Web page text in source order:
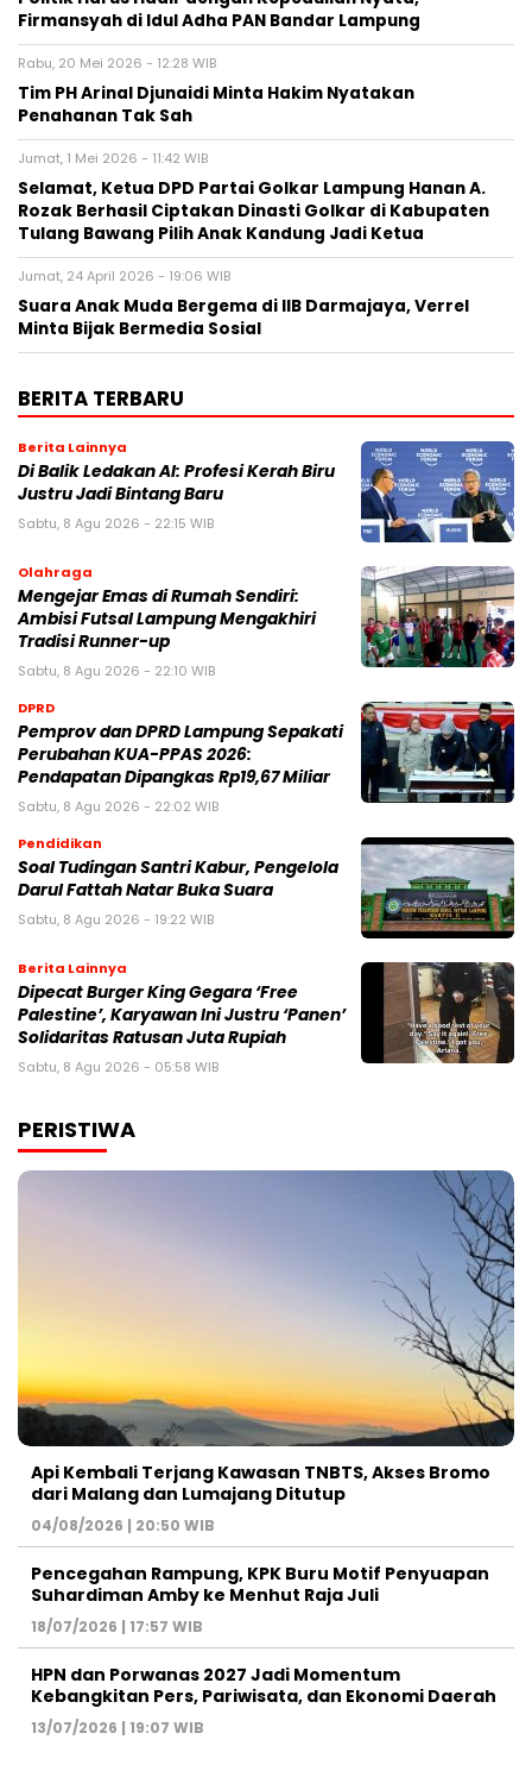
Firmansyah di Idul Adha PAN Bandar Lampung
Rabu, 20 Mei 2026 - 12:28 WIB
Tim PH Arinal Djunaidi Minta Hakim Nyatakan
Penahanan Tak Sah
Jumat, 1 Mei 2026 - 11:42 WIB
Selamat, Ketua DPD Partai Golkar Lampung Hanan A.
Rozak Berhasil Ciptakan Dinasti Golkar di Kabupaten
Tulang Bawang Pilih Anak Kandung Jadi Ketua
Jumat, 24 April 2026 - 19:06 WIB
Suara Anak Muda Bergema di IIB Darmajaya, Verrel
Minta Bijak Bermedia Sosial
BERITA TERBARU
Berita Lainnya
Di Balik Ledakan AI: Profesi Kerah Biru
Justru Jadi Bintang Baru
Sabtu, 8 Agu 2026 - 22:15 WIB
Olahraga
Mengejar Emas di Rumah Sendiri:
Ambisi Futsal Lampung Mengakhiri
Tradisi Runner-up
Sabtu, 8 Agu 2026 - 22:10 WIB
DPRD
Pemprov dan DPRD Lampung Sepakati
Perubahan KUA-PPAS 2026:
Pendapatan Dipangkas Rp19,67 Miliar
Sabtu, 8 Agu 2026 - 22:02 WIB
Pendidikan
Soal Tudingan Santri Kabur, Pengelola
Darul Fattah Natar Buka Suara
Sabtu, 8 Agu 2026 - 19:22 WIB
Berita Lainnya
Dipecat Burger King Gegara ‘Free
Palestine’, Karyawan Ini Justru ‘Panen’
Solidaritas Ratusan Juta Rupiah
Sabtu, 8 Agu 2026 - 05:58 WIB
PERISTIWA
Api Kembali Terjang Kawasan TNBTS, Akses Bromo
dari Malang dan Lumajang Ditutup
04/08/2026 | 20:50 WIB
Pencegahan Rampung, KPK Buru Motif Penyuapan
Suhardiman Amby ke Menhut Raja Juli
18/07/2026 | 17:57 WIB
HPN dan Porwanas 2027 Jadi Momentum
Kebangkitan Pers, Pariwisata, dan Ekonomi Daerah
13/07/2026 | 19:07 WIB